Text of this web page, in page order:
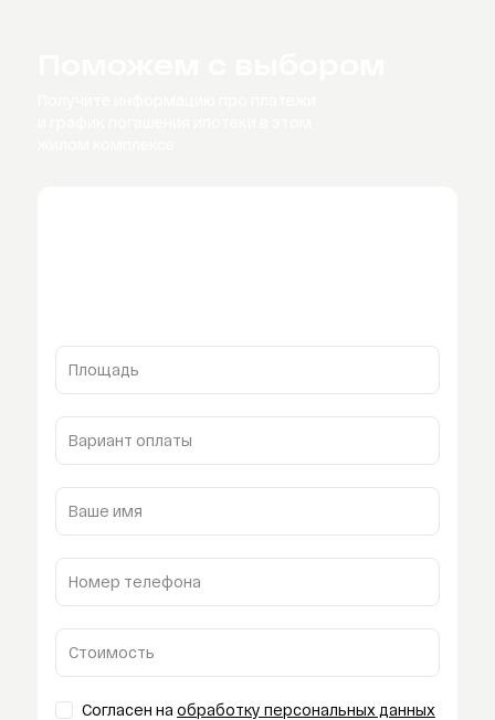
Площадь
Вариант оплаты
Ваше имя
Номер телефона
Стоимость
Согласен на обработку персональных данных